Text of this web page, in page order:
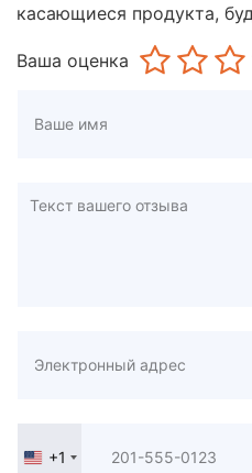
касающиеся продукта,
Ваша оценка
United
+1